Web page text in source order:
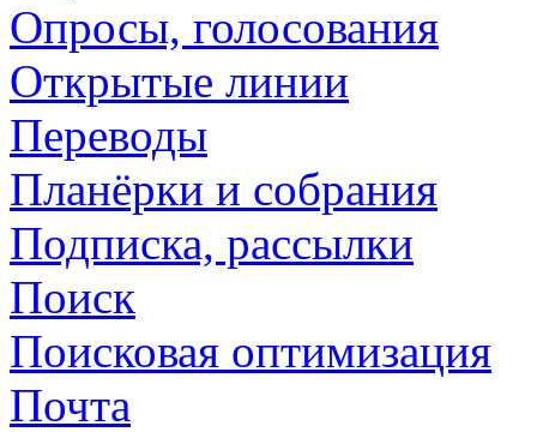
Опросы, голосования
Открытые линии
Переводы
Планёрки и собрания
Подписка, рассылки
Поиск
Поисковая оптимизация
Почта